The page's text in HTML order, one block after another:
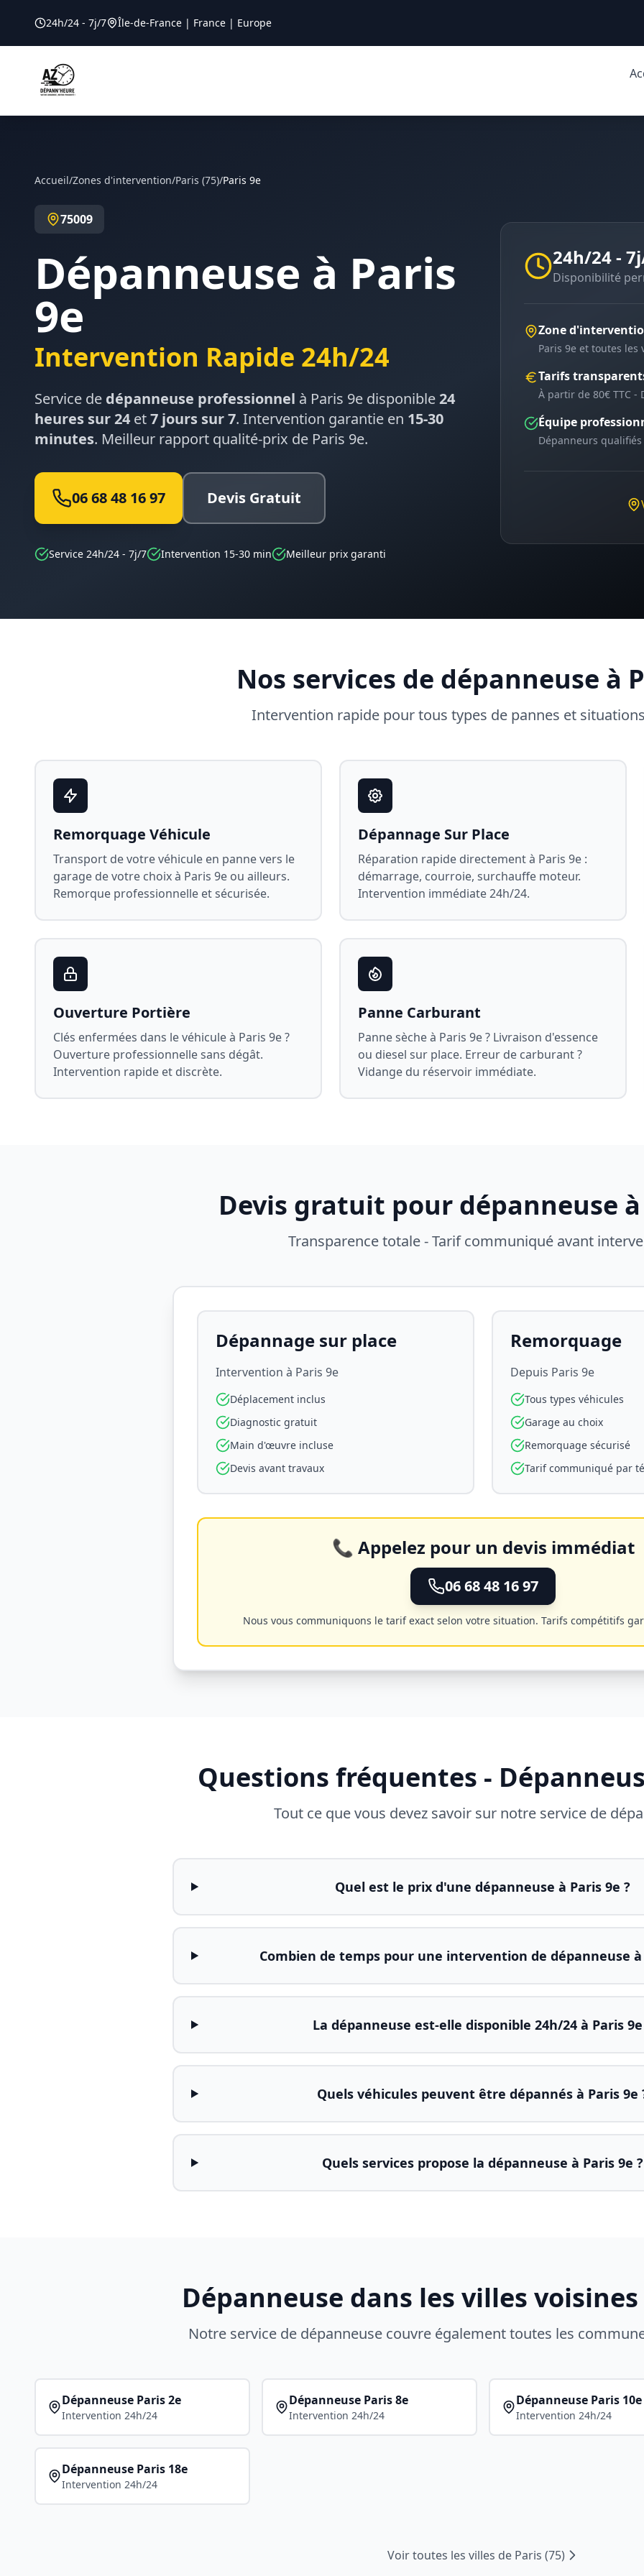
24h/24 - 7j/7 Île-de-France | France | Europe
Accueil/Zones d'intervention/Paris (75)/Paris 9e
75009
Dépanneuse à Paris
9e
Intervention Rapide 24h/24
Service de dépanneuse professionnel à Paris 9e disponible24
heures sur 24 et7 jours sur 7. Intervention garantie en 15-30
minutes. Meilleur rapport qualité-prix de Paris 9e.
06 68 48 16 97 Devis Gratuit
Service 24h/24 - 7j/7 Intervention 15-30 min Meilleur prix garanti
24h/24 -
Disponibilité
Zone
Paris 9e et toutes les
Tarifs
À partir de 80€ TTC
Équipe
Dépanneurs
Nos services de dépanneuse à
Intervention rapide pour tous types de pannes et
Remorquage Véhicule
Transport de votre véhicule en panne vers le
garage de votre choix à Paris 9e ou ailleurs.
Remorque professionnelle et sécurisée.
Dépannage Sur Place
Réparation rapide directement à Paris 9e :
démarrage, courroie, surchauffe moteur.
Intervention immédiate 24h/24.
Ouverture Portière
Clés enfermées dans le véhicule à Paris 9e?
Ouverture professionnelle sans dégât.
Intervention rapide et discrète.
Panne Carburant
Panne sèche à Paris 9e? Livraison d'essence
ou diesel sur place. Erreur de carburant ?
Vidange du réservoir immédiate.
Devis gratuit pour dépanneuse à
Transparence totale - Tarif communiqué avant
Dépannage sur place
Intervention à Paris 9e
Déplacement inclus
Diagnostic gratuit
Main d'œuvre incluse
Devis avant travaux
Remorquage
Depuis Paris 9e
Tous types véhicules
Garage au choix
Remorquage sécurisé
Tarif communiqué par
📞 Appelez pour un devis immédiat
06 68 48 16 97
Nous vous communiquons le tarif exact selon votre situation. Tarifs compétitifs
Questions fréquentes -
Tout ce que vous devez savoir sur notre service de
Quel est le prix d'une dépanneuse à Paris 9e ?
Combien de temps pour une intervention de dépanneuse à
La dépanneuse est-elle disponible 24h/24 à Paris 9e
Quels véhicules peuvent être dépannés à Paris 9e
Quels services propose la dépanneuse à Paris 9e ?
Dépanneuse dans les villes voisines
Notre service de dépanneuse couvre également toutes les
Dépanneuse Paris 2e
Intervention 24h/24
Dépanneuse Paris 8e
Intervention 24h/24
Dépanneuse Paris 10e
Intervention 24h/24
Dépanneuse Paris 18e
Intervention 24h/24
Voir toutes les villes de Paris (75)